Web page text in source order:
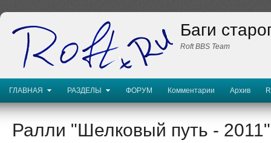
Баги
Roft BBS Team
ГЛАВНАЯ РАЗДЕЛЫ ФОРУМ Комментарии Архив
Ралли "Шелковый путь -